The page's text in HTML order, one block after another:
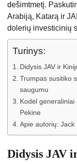
dešimtmetį.
Arabiją, Katarą ir
dolerių investicinių
Turinys:
Didysis JAV ir
Trumpas susitiko
saugumu
Kodėl
Pekine
Apie autorių: Jack
Didysis JAV